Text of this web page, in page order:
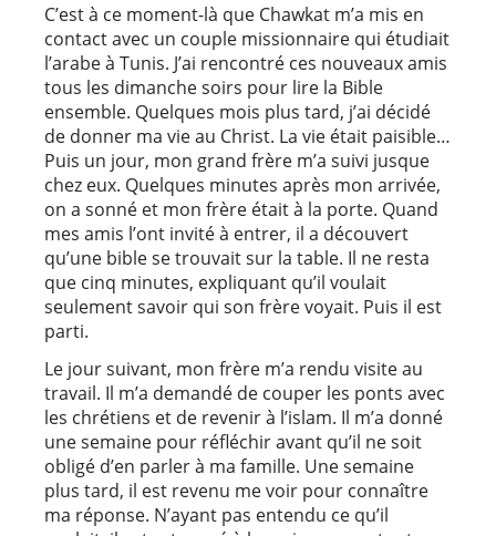
C’est à ce moment-là que Chawkat m’a mis en
contact avec un couple missionnaire qui étudiait
l’arabe à Tunis. J’ai rencontré ces nouveaux amis
tous les dimanche soirs pour lire la Bible
ensemble. Quelques mois plus tard, j’ai décidé
de donner ma vie au Christ. La vie était paisible…
Puis un jour, mon grand frère m’a suivi jusque
chez eux. Quelques minutes après mon arrivée,
on a sonné et mon frère était à la porte. Quand
mes amis l’ont invité à entrer, il a découvert
qu’une bible se trouvait sur la table. Il ne resta
que cinq minutes, expliquant qu’il voulait
seulement savoir qui son frère voyait. Puis il est
parti.
Le jour suivant, mon frère m’a rendu visite au
travail. Il m’a demandé de couper les ponts avec
les chrétiens et de revenir à l’islam. Il m’a donné
une semaine pour réfléchir avant qu’il ne soit
obligé d’en parler à ma famille. Une semaine
plus tard, il est revenu me voir pour connaître
ma réponse. N’ayant pas entendu ce qu’il